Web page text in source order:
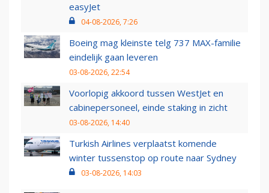
easyJet
04-08-2026, 7:26
Boeing mag kleinste telg 737 MAX-familie
eindelijk gaan leveren
03-08-2026, 22:54
Voorlopig akkoord tussen WestJet en
cabinepersoneel, einde staking in zicht
03-08-2026, 14:40
Turkish Airlines verplaatst komende
winter tussenstop op route naar Sydney
03-08-2026, 14:03